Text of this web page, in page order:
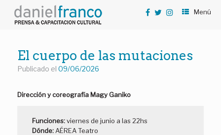
contenido
Menú
El cuerpo de las mutaciones
Publicado el 09/06/2026
Dirección y coreografía Magy Ganiko
Funciones:viernes de junio a las 22hs
Dónde: AÉREA Teatro